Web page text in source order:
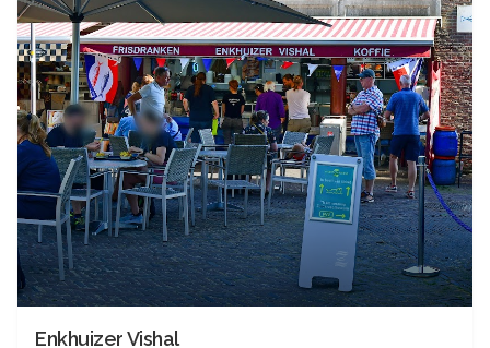
Enkhuizer Vishal